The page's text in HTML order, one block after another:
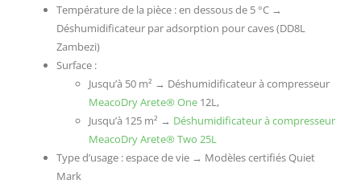
Température de la pièce : en dessous de 5 °C →
Déshumidificateur par adsorption pour caves (DD8L
Zambezi)
Surface :
Jusqu’à 50 m² → Déshumidificateur à compresseur
MeacoDry Arete® One 12L,
Jusqu’à 125 m² → Déshumidificateur à compresseur
MeacoDry Arete® Two 25L
Type d’usage : espace de vie → Modèles certifiés Quiet
Mark